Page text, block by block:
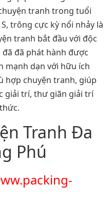
tranh trong tuổi
trông cực kỳ nổi nhảy là
tranh bắt đầu với độc
đã phát hành được
mạnh dạn với hữu ích
hợp chuyện tranh, giúp
giải trí, thư giãn giải trí
Tranh Đa
Phú